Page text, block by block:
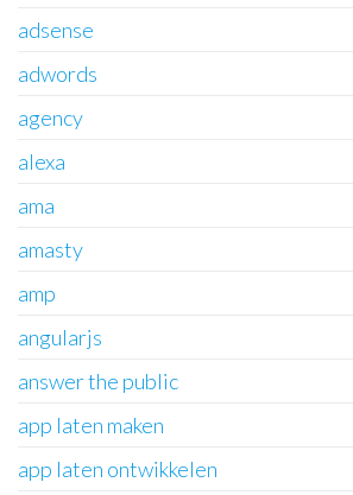
adsense
adwords
agency
alexa
ama
amasty
amp
angularjs
answer the public
app laten maken
app laten ontwikkelen